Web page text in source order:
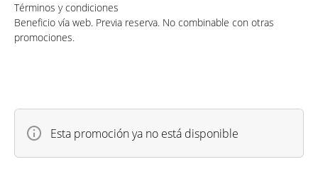
Términos y condiciones
Beneficio vía web. Previa reserva. No combinable con otras
promociones.
Esta promoción ya no está disponible